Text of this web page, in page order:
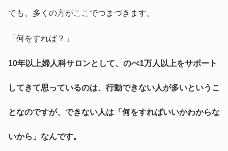
でも、多くの方がここでつまづきます。
「何をすれば？」
10年以上婦人科サロンとして、のべ1万人以上をサポート
してきて思っているのは、行動できない人が多いというこ
となのですが、できない人は「何をすればいいかわからな
いから」なんです。